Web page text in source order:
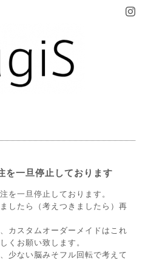
を一旦停止しております
を一旦停止しております。
したら（考えつきましたら）再
カスタムオーダーメイドはこれ
くお願い致します。
少ない脳みそフル回転で考えて